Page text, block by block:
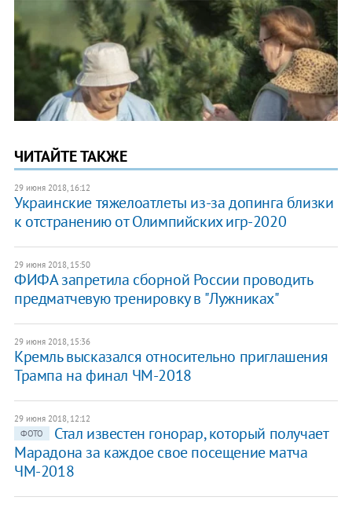
ЧИТАЙТЕ ТАКЖЕ
29 июня 2018, 16:12
Украинские тяжелоатлеты из-за допинга близки
к отстранению от Олимпийских игр-2020
29 июня 2018, 15:50
ФИФА запретила сборной России проводить
предматчевую тренировку в "Лужниках"
29 июня 2018, 15:36
Кремль высказался относительно приглашения
Трампа на финал ЧМ-2018
29 июня 2018, 12:12
ФОТО
Стал известен гонорар, который получает
Марадона за каждое свое посещение матча
ЧМ-2018